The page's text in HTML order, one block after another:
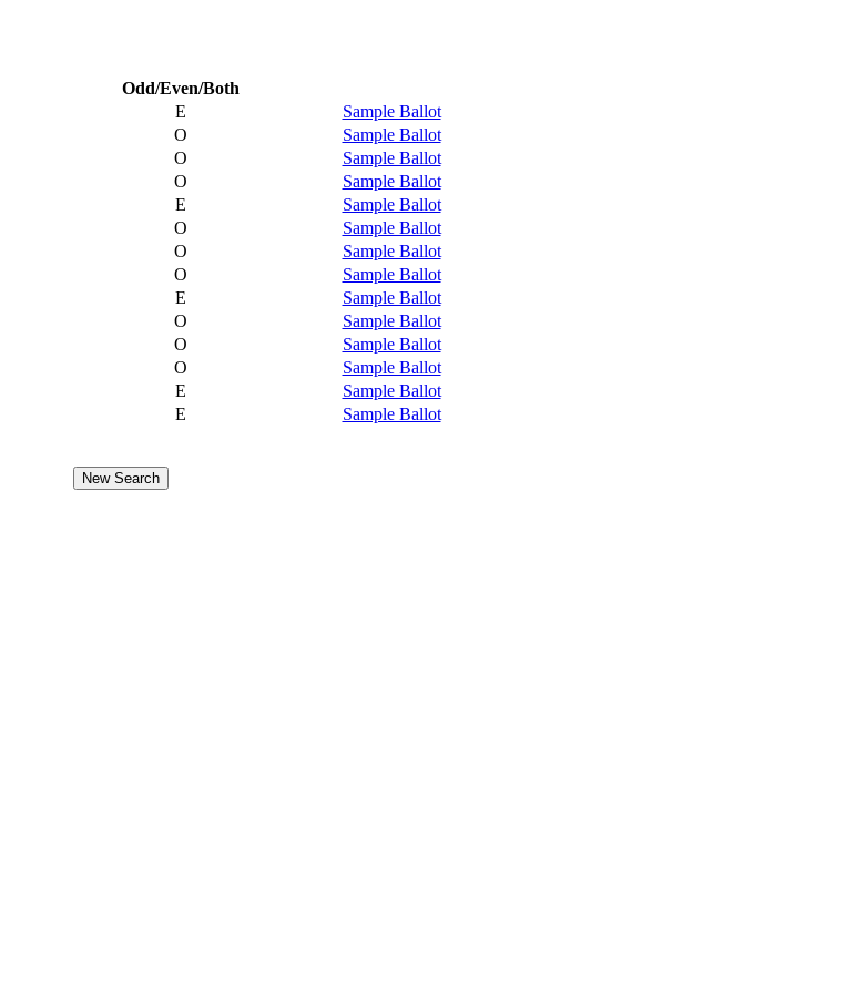
Odd/Even/Both
E
Sample Ballot
O
Sample Ballot
O
Sample Ballot
O
Sample Ballot
E
Sample Ballot
O
Sample Ballot
O
Sample Ballot
O
Sample Ballot
E
Sample Ballot
O
Sample Ballot
O
Sample Ballot
O
Sample Ballot
E
Sample Ballot
E Sample Ballot